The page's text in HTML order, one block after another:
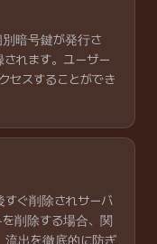
別暗号鍵が発行さ
れます。ユーザー
セスすることができ
すぐ削除されサーバ
削除する場合、関
流出を徹底的に防ぎ